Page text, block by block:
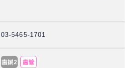
03-5465-1701